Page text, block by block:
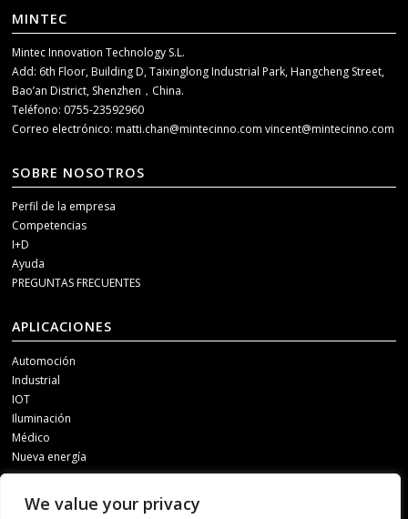
We value your privacy
MINTEC
Mintec Innovation Technology S.L.
Add: 6th Floor, Building D, Taixinglong Industrial Park, Hangcheng Street,
Bao’an District, Shenzhen，China.
Teléfono: 0755-23592960
Correo electrónico:matti.chan@mintecinno.comvincent@mintecinno.com
SOBRE NOSOTROS
Perfil de la empresa
Competencias
I+D
Ayuda
PREGUNTAS FRECUENTES
APLICACIONES
Automoción
Industrial
IOT
Iluminación
Médico
Nueva energía
MEDIOS DE COMUNICACIÓN SOCIAL